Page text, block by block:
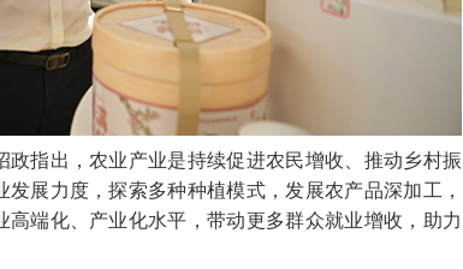
指出，农业产业是持续促进农民增收、推动乡村振
展力度，探索多种种植模式，发展农产品深加工，
端化、产业化水平，带动更多群众就业增收，助力